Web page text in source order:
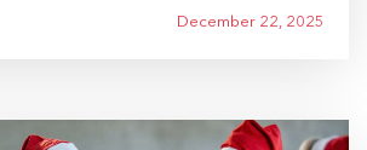
December 22, 2025